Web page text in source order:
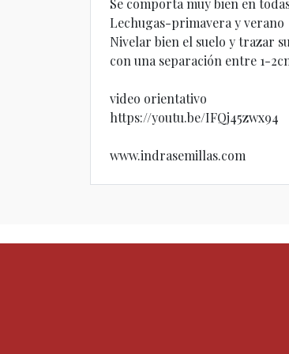
Se comporta muy bien en
Lechugas-primavera y verano
Nivelar bien el suelo y trazar
con una separación entre 1-
video orientativo
https://youtu.be/IFQj45zwx94
www.indrasemillas.com